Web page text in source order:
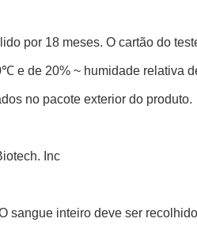
por 18 meses. O cartão do
e de 20% ~ humidade relativa
no pacote exterior do produto.
Inc
sangue inteiro deve ser